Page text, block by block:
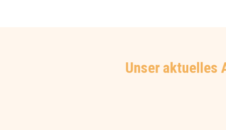
Unser